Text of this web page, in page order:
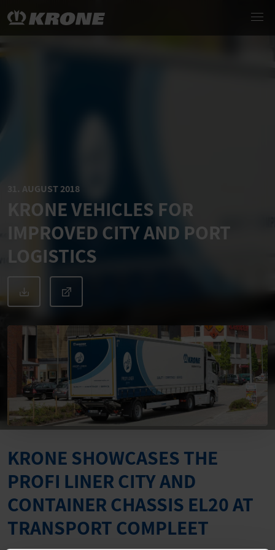
31. AUGUST 2018
KRONE VEHICLES FOR
IMPROVED CITY AND PORT
LOGISTICS
KRONE SHOWCASES THE
PROFI LINER CITY AND
CONTAINER CHASSIS EL20 AT
TRANSPORT COMPLEET